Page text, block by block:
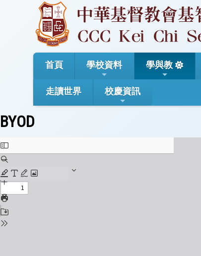
首頁 學校資料 學與教
走讀世界 校慶資訊
BYOD